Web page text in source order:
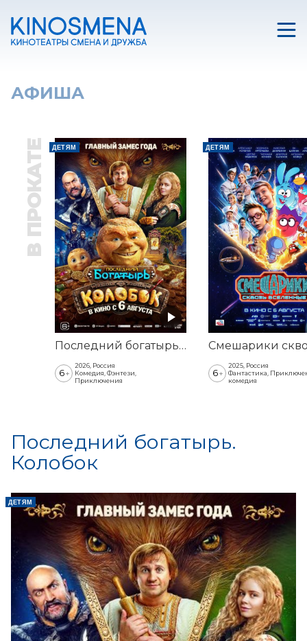
АФИША
В ПРОКАТЕ ДЕТЯМ
Последний богатырь. Колобок
6+
2026, Россия
Комедия, Фэнтези,
Приключения
ДЕТЯМ
6+
2025, Россия
Фантастика,
комедия
Последний богатырь.
Колобок
ДЕТЯМ